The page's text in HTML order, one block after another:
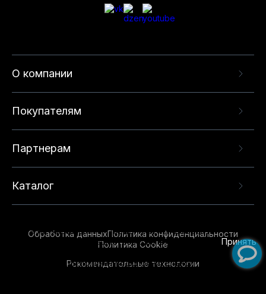
О компании
Покупателям
Партнерам
Каталог
Обработка данныхПолитика конфиденциальности
Политика Cookie
Рекомендательные технологии
опыта на нашем сайте. Продолжая использовать
данный сайт, вы соглашаетесь с использованием
технологий. Для получения дополнительной
Принять